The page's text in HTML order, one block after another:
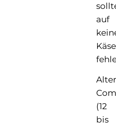
auf
Alter
(12
bis